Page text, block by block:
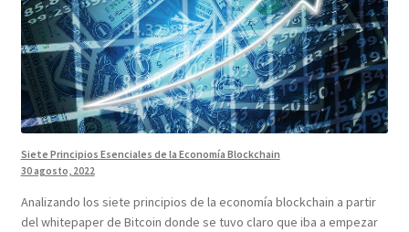
Siete Principios Esenciales de la Economía Blockchain
30 agosto, 2022
Analizando los siete principios de la economía blockchain a partir
del whitepaper de Bitcoin donde se tuvo claro que iba a empezar